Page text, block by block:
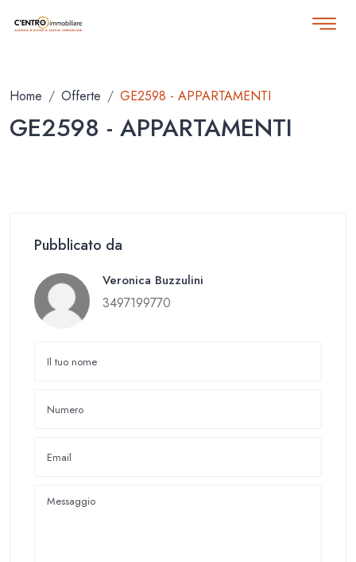
Home Offerte GE2598 - APPARTAMENTI
GE2598 - APPARTAMENTI
Pubblicato da
Veronica Buzzulini
3497199770